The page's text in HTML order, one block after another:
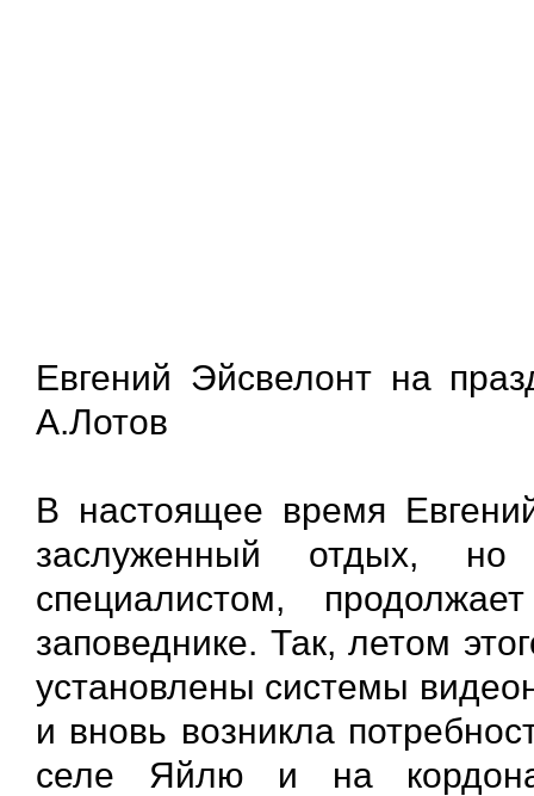
Евгений Эйсвелонт на
А.Лотов
В настоящее время
заслуженный отдых, но
специалистом,
заповеднике. Так, летом
установлены системы
и вновь возникла
селе Яйлю и на